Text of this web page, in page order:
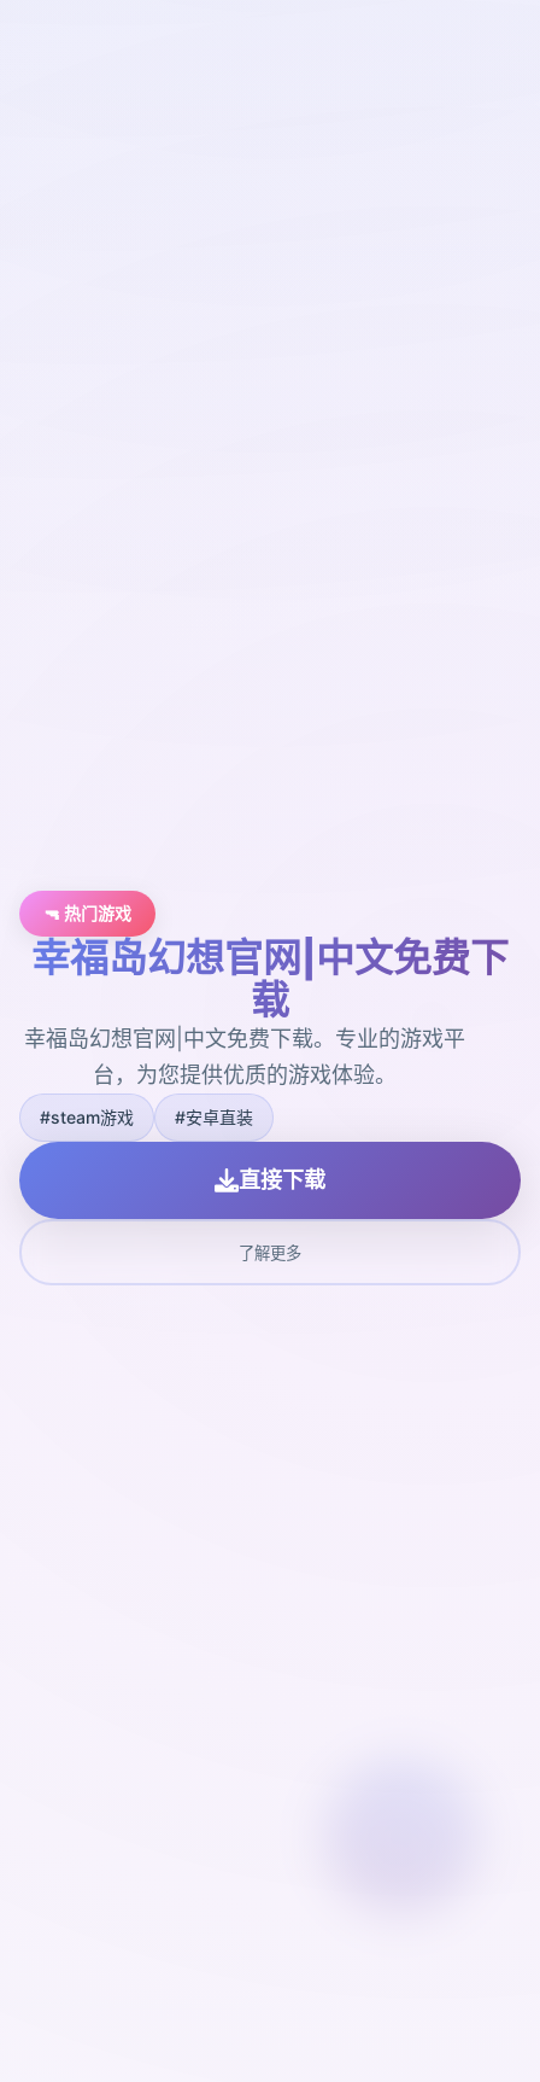
🔫 热门游戏
幸福岛幻想官网|中文免费下
载
幸福岛幻想官网|中文免费下载。专业的游戏平
台，为您提供优质的游戏体验。
#steam游戏 #安卓直装
直接下载
了解更多